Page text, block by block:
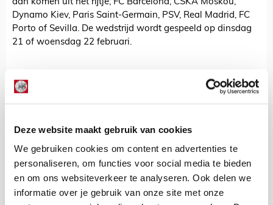
Deze website maakt gebruik van cookies
We gebruiken cookies om content en advertenties te
personaliseren, om functies voor social media te bieden
en om ons websiteverkeer te analyseren. Ook delen we
informatie over je gebruik van onze site met onze
dan komen uit het rijtje; FC Barcelona, CSKA Moskou,
Dynamo Kiev, Paris Saint-Germain, PSV, Real Madrid, FC
Porto of Sevilla. De wedstrijd wordt gespeeld op dinsdag
21 of woensdag 22 februari.
Net binnen //